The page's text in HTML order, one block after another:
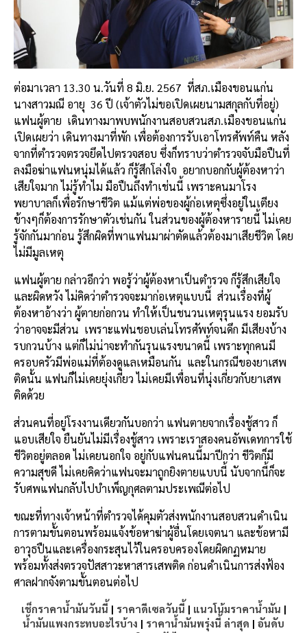
ต่อมาเวลา 13.30 น.วันที่ 8 มิ.ย. 2567 ที่สภ.เมืองขอนแก่น
นางสาวมณี อายุ 36 ปี (เจ้าตัวไม่ขอเปิดเผยนามสกุลกับที่อยู่)
แฟนผู้ตาย เดินทางมาพบพนักงานสอบสวนสภ.เมืองขอนแก่น
เปิดเผยว่า เดินทางมาที่พัก เพื่อต้องการรับเอาโทรศัพท์คืน หลัง
จากที่ตำรวจตรวจยึดไปตรวจสอบ ซึ่งก็ทราบว่าตำรวจจับมือปืนที่
ลงมือฆ่าแฟนหนุ่มได้แล้ว ก็รู้สึกโล่งใจ อยากบอกกับผู้ต้องหาว่า
เสียใจมาก ไม่รู้ทำไม มือปืนถึงทำเช่นนี้ เพราะคนมาโรง
พยาบาลก็เพื่อรักษาชีวิต แม้แต่พ่อของผู้ก่อเหตุซึ่งอยู่ในเตียง
ข้างๆก็ต้องการรักษาตัวเช่นกัน ในส่วนของผู้ต้องหารายนี้ ไม่เคย
รู้จักกันมาก่อน รู้สึกผิดที่พาแฟนมาผ่าตัดแล้วต้องมาเสียชีวิต โดย
ไม่มีมูลเหตุ
แฟนผู้ตาย กล่าวอีกว่า พอรู้ว่าผู้ต้องหาเป็นตำรวจ ก็รู้สึกเสียใจ
และผิดหวัง ไม่คิดว่าตำรวจจะมาก่อเหตุแบบนี้ ส่วนเรื่องที่ผู้
ต้องหาอ้างว่า ผู้ตายก่อกวน ทำให้เป็นชนวนเหตุรุนแรง ยอมรับ
ว่าอาจจะมีส่วน เพราะแฟนชอบเล่นโทรศัพท์จนดึก มีเสียงบ้าง
รบกวนบ้าง แต่ก็ไม่น่าจะทำกันรุนแรงขนาดนี้ เพราะทุกคนมี
ครอบครัวมีพ่อแม่ที่ต้องดูแลเหมือนกัน และในกรณีของยาเสพ
ติดนั้น แฟนก็ไม่เคยยุ่งเกี่ยว ไม่เคยมีเพื่อนที่นุ่งเกี่ยวกับยาเสพ
ติดด้วย
ส่วนคนที่อยู่โรงงานเดียวกันบอกว่า แฟนตายจากเรื่องชู้สาว ก็
แอบเสียใจ ยืนยันไม่มีเรื่องชู้สาว เพราะเราสองคนอัพเดทการใช้
ชีวิตอยู่ตลอด ไม่เคยนอกใจ อยู่กับแฟนคนนี้มาปีกว่า ชีวิตก็มี
ความสุขดี ไม่เคยคิดว่าแฟนจะมาถูกยิงตายแบบนี้ นับจากนี้ก็จะ
รับศพแฟนกลับไปบำเพ็ญกุศลตามประเพณีต่อไป
ขณะที่ทางเจ้าหน้าที่ตำรวจได้คุมตัวส่งพนักงานสอบสวนดำเนิน
การตามขั้นตอนพร้อมแจ้งข้อหาฆ่าผู้อื่นโดยเจตนา และข้อหามี
อาวุธปืนและเครื่องกระสุนไว้ในครอบครองโดยผิดกฏหมาย
พร้อมทั้งส่งตรวจปัสสาวะหาสารเสพติด ก่อนดำเนินการส่งฟ้อง
ศาลฝากจังตามขั้นตอนต่อไป
เช็กราคาน้ำมันวันนี้ | ราคาดีเซลวันนี้ | แนวโน้มราคาน้ำมัน |
น้ำมันแพงกระทบอะไรบ้าง | ราคาน้ำมันพรุ่งนี้ ล่าสุด | อันดับ